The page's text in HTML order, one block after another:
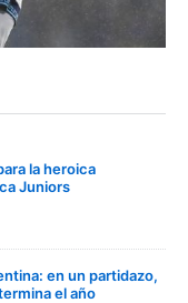
la heroica
Juniors
en un partidazo,
el año